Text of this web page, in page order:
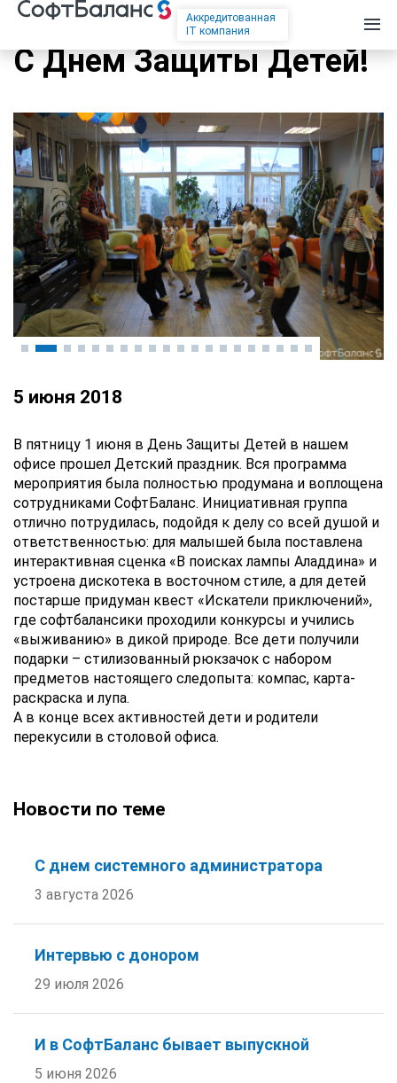
Аккредитованная
IT компания
С Днем Защиты Детей!
5 июня 2018
В пятницу 1 июня в День Защиты Детей в нашем
офисе прошел Детский праздник. Вся программа
мероприятия была полностью продумана и воплощена
сотрудниками СофтБаланс. Инициативная группа
отлично потрудилась, подойдя к делу со всей душой и
ответственностью: для малышей была поставлена
интерактивная сценка «В поисках лампы Аладдина» и
устроена дискотека в восточном стиле, а для детей
постарше придуман квест «Искатели приключений»,
где софтбалансики проходили конкурсы и учились
«выживанию» в дикой природе. Все дети получили
подарки – стилизованный рюкзачок с набором
предметов настоящего следопыта: компас, карта-
раскраска и лупа.
А в конце всех активностей дети и родители
перекусили в столовой офиса.
Новости по теме
С днем системного администратора
3 августа 2026
Интервью с донором
29 июля 2026
И в СофтБаланс бывает выпускной
5 июня 2026